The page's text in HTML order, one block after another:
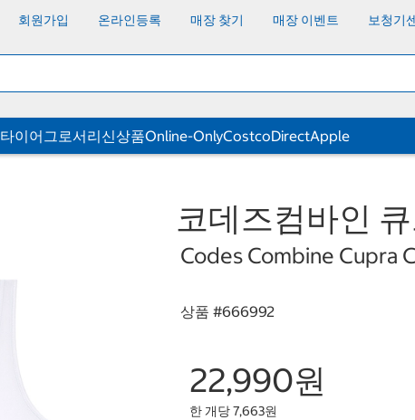
회원가입 온라인등록 매장 찾기 매장 이벤트 보청기
타이어그로서리신상품Online-OnlyCostcoDirectApple
코데즈컴바인
Codes Combine Cupra
상품 #666992
22,990원
한 개당 7,663원